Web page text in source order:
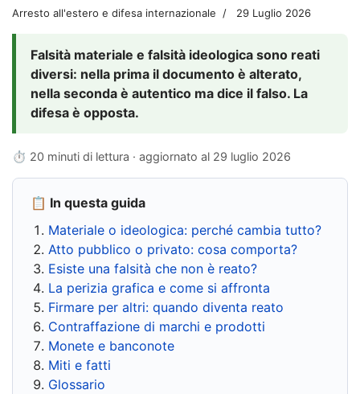
Arresto all'estero e difesa internazionale 29 Luglio 2026
Falsità materiale e falsità ideologica sono reati
diversi: nella prima il documento è alterato,
nella seconda è autentico ma dice il falso. La
difesa è opposta.
⏱ 20 minuti di lettura · aggiornato al 29 luglio 2026
📋 In questa guida
Materiale o ideologica: perché cambia tutto?
Atto pubblico o privato: cosa comporta?
Esiste una falsità che non è reato?
La perizia grafica e come si affronta
Firmare per altri: quando diventa reato
Contraffazione di marchi e prodotti
Monete e banconote
Miti e fatti
Glossario